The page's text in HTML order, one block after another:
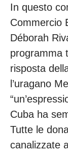
In questo
Commercio
Déborah
programma
risposta
l’uragano
Cuba ha
Tutte le
canalizzate